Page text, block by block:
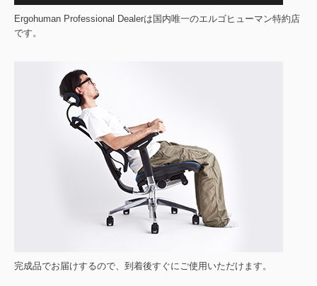
Ergohuman Professional Dealerは国内唯一のエルゴヒューマン特約店
です。
完成品でお届けするので、到着後すぐにご使用いただけます。